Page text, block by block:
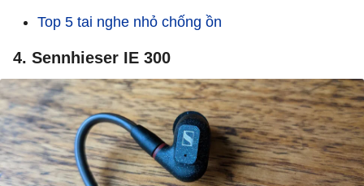
Top 5 tai nghe nhỏ chống ồn
4. Sennhieser IE 300